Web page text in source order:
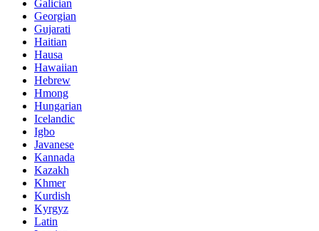
Galician
Georgian
Gujarati
Haitian
Hausa
Hawaiian
Hebrew
Hmong
Hungarian
Icelandic
Igbo
Javanese
Kannada
Kazakh
Khmer
Kurdish
Kyrgyz
Latin